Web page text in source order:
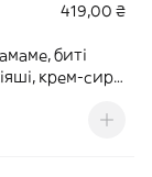
419,00 ₴
биті
крем-сир,
бальзамік